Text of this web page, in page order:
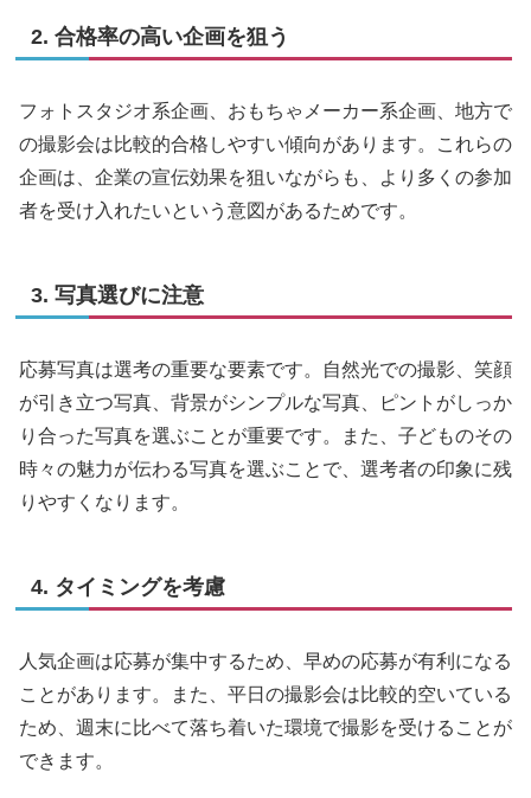
2. 合格率の高い企画を狙う
フォトスタジオ系企画、おもちゃメーカー系企画、地方で
の撮影会は比較的合格しやすい傾向があります。これらの
企画は、企業の宣伝効果を狙いながらも、より多くの参加
者を受け入れたいという意図があるためです。
3. 写真選びに注意
応募写真は選考の重要な要素です。自然光での撮影、笑顔
が引き立つ写真、背景がシンプルな写真、ピントがしっか
り合った写真を選ぶことが重要です。また、子どものその
時々の魅力が伝わる写真を選ぶことで、選考者の印象に残
りやすくなります。
4. タイミングを考慮
人気企画は応募が集中するため、早めの応募が有利になる
ことがあります。また、平日の撮影会は比較的空いている
ため、週末に比べて落ち着いた環境で撮影を受けることが
できます。